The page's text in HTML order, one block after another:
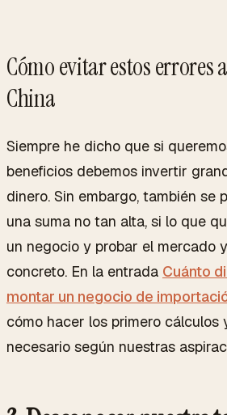
Cómo evitar estos
China
Siempre he dicho que si
beneficios debemos invertir
dinero. Sin embargo, también se
una suma no tan alta, si lo que
un negocio y probar el mercado
concreto. En la entrada Cuánto
montar un negocio de
cómo hacer los primero cálculos
necesario según nuestras